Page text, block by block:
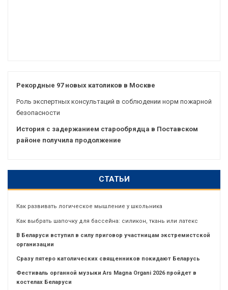
Рекордные 97 новых католиков в Москве
Роль экспертных консультаций в соблюдении норм пожарной
безопасности
История с задержанием старообрядца в Поставском
районе получила продолжение
СТАТЬИ
Как развивать логическое мышление у школьника
Как выбрать шапочку для бассейна: силикон, ткань или латекс
В Беларуси вступил в силу приговор участницам экстремистской
организации
Сразу пятеро католических священников покидают Беларусь
Фестиваль органной музыки Ars Magna Organi 2026 пройдет в
костелах Беларуси